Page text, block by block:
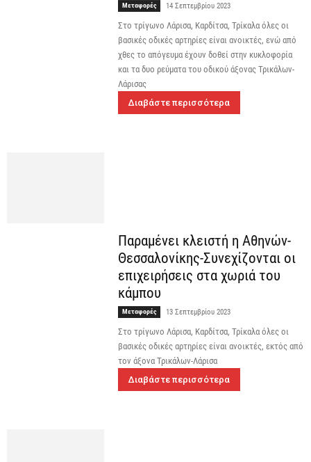
Μεταφορές 14 Σεπτεμβρίου 2023
Στο τρίγωνο Λάρισα, Καρδίτσα, Τρίκαλα όλες οι
βασικές οδικές αρτηρίες είναι ανοικτές, ενώ από
χθες το απόγευμα έχουν δοθεί στην κυκλοφορία
και τα δυο ρεύματα του οδικού άξονας Τρικάλων-
Λάρισας
Διαβάστε περισσότερα
Παραμένει κλειστή η Αθηνών-
Θεσσαλονίκης-Συνεχίζονται οι
επιχειρήσεις στα χωριά του
κάμπου
Μεταφορές 13 Σεπτεμβρίου 2023
Στο τρίγωνο Λάρισα, Καρδίτσα, Τρίκαλα όλες οι
βασικές οδικές αρτηρίες είναι ανοικτές, εκτός από
τον άξονα Τρικάλων-Λάρισα
Διαβάστε περισσότερα